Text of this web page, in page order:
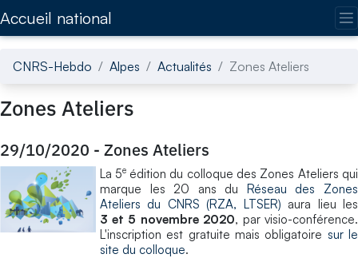
Accueil national
CNRS-Hebdo Alpes Actualités Zones Ateliers
Zones Ateliers
29/10/2020 - Zones Ateliers
La 5e édition du colloque des Zones Ateliers qui
marque les 20 ans du Réseau des Zones
Ateliers du CNRS (RZA, LTSER) aura lieu les
3 et 5 novembre 2020, par visio-conférence.
L'inscription est gratuite mais obligatoire sur le
site du colloque.